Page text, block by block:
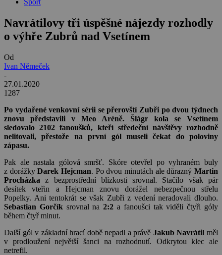
Sport
Navrátilovy tři úspěšné nájezdy rozhodly
o výhře Zubrů nad Vsetínem
Od
Ivan Němeček
-
27.01.2020
1287
Po vydařené venkovní sérii se přerovští Zubři po dvou týdnech
znovu představili v Meo Aréně. Šlágr kola se Vsetínem
sledovalo 2102 fanoušků, kteří středeční návštěvy rozhodně
nelitovali, přestože na první gól museli čekat do poloviny
zápasu.
Pak ale nastala gólová smršť. Skóre otevřel po vyhraném buly
z dorážkyDarek Hejcman. Po dvou minutách ale důraznýMartin
Procházka z bezprostřední blízkosti srovnal. Stačilo však pár
desítek vteřin a Hejcman znovu dorážel nebezpečnou střelu
Popelky. Ani tentokrát se však Zubři z vedení neradovali dlouho.
Sebastian Gorčík srovnal na 2:2a fanoušci tak viděli čtyři góly
během čtyř minut.
Další gól v základní hrací době nepadl a právě Jakub Navrátil měl
v prodloužení největší šanci na rozhodnutí. Odkrytou klec ale
netrefil.